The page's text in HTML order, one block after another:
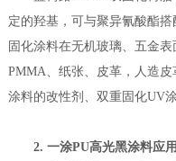
定的羟基，可与聚异氰酸酯
固化涂料在无机玻璃、五金表
PMMA、纸张、皮革，人造
涂料的改性剂、双重固化UV涂
2. 一涂PU高光黑涂料应用